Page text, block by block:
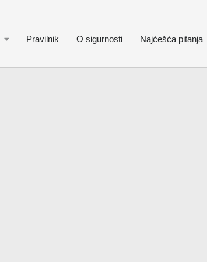
Pravilnik O sigurnosti Najćešća pitanja